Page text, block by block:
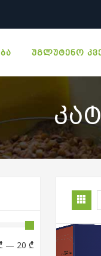
ᲣᲒᲚᲣᲢᲔᲜᲝ
მინიმალური
მაქსიმალური
— 20 ₾